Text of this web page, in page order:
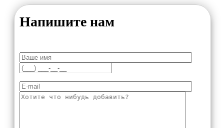
Напишите нам